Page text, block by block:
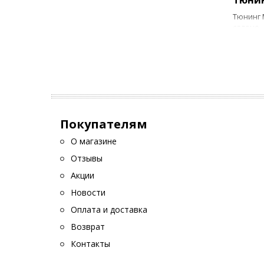
Тюнинг
При
Покупателям
О магазине
Отзывы
Акции
Новости
Оплата и доставка
Возврат
Контакты